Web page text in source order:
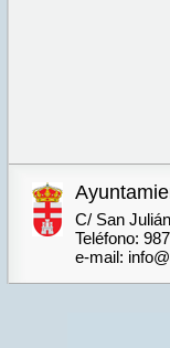
C/ San
Teléfono:
e-mail: